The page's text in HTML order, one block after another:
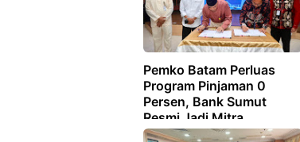
Pemko Batam Perluas
Program Pinjaman 0
Persen, Bank Sumut
Resmi Jadi Mitra
Pembiayaan UMK